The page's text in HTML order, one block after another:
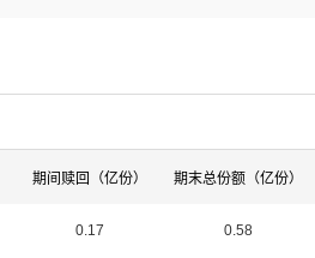
期间赎回（亿份） 期末总份额（亿份）
0.17 0.58